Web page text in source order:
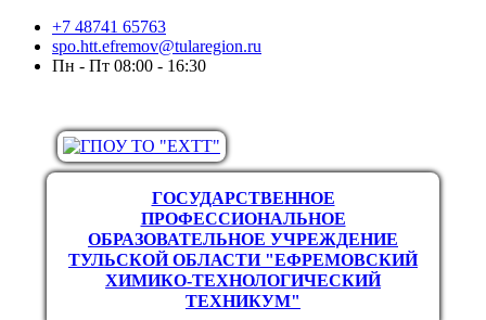
+7 48741 65763
spo.htt.efremov@tularegion.ru
Пн - Пт 08:00 - 16:30
ГОСУДАРСТВЕННОЕ
ПРОФЕССИОНАЛЬНОЕ
ОБРАЗОВАТЕЛЬНОЕ УЧРЕЖДЕНИЕ
ТУЛЬСКОЙ ОБЛАСТИ "ЕФРЕМОВСКИЙ
ХИМИКО-ТЕХНОЛОГИЧЕСКИЙ
ТЕХНИКУМ"